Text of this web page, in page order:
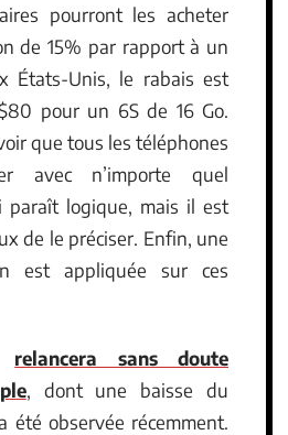
pourront les acheter
de 15% par rapport à un
États-Unis, le rabais est
pour un 6S de 16 Go.
que tous les téléphones
avec n’importe quel
paraît logique, mais il est
de le préciser. Enfin, une
est appliquée sur ces
relancera sans doute
, dont une baisse du
été observée récemment.